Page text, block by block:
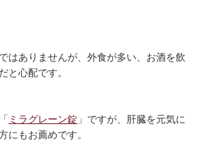
はありませんが、外食が多い、お酒を飲
と心配です。
ミラグレーン錠 」ですが、肝臓を元気に
にもお薦めです。